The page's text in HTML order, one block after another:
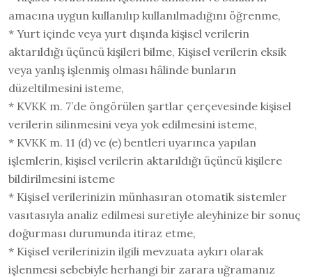
amacına uygun kullanılıp kullanılmadığını öğrenme,
* Yurt içinde veya yurt dışında kişisel verilerin
aktarıldığı üçüncü kişileri bilme, Kişisel verilerin eksik
veya yanlış işlenmiş olması hâlinde bunların
düzeltilmesini isteme,
* KVKK m. 7’de öngörülen şartlar çerçevesinde kişisel
verilerin silinmesini veya yok edilmesini isteme,
* KVKK m. 11 (d) ve (e) bentleri uyarınca yapılan
işlemlerin, kişisel verilerin aktarıldığı üçüncü kişilere
bildirilmesini isteme
* Kişisel verilerinizin münhasıran otomatik sistemler
vasıtasıyla analiz edilmesi suretiyle aleyhinize bir sonuç
doğurması durumunda itiraz etme,
* Kişisel verilerinizin ilgili mevzuata aykırı olarak
işlenmesi sebebiyle herhangi bir zarara uğramanız